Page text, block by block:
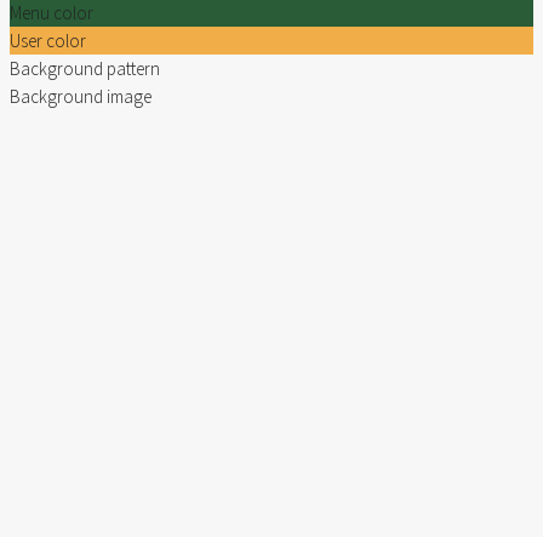
Menu color
User color
Background pattern
Background image